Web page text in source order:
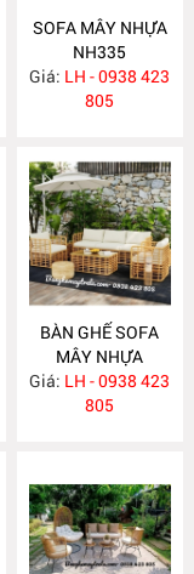
SOFA MÂY NHỰA
NH335
Giá: LH - 0938 423
805
BÀN GHẾ SOFA
MÂY NHỰA
NH332
Giá: LH - 0938 423
805